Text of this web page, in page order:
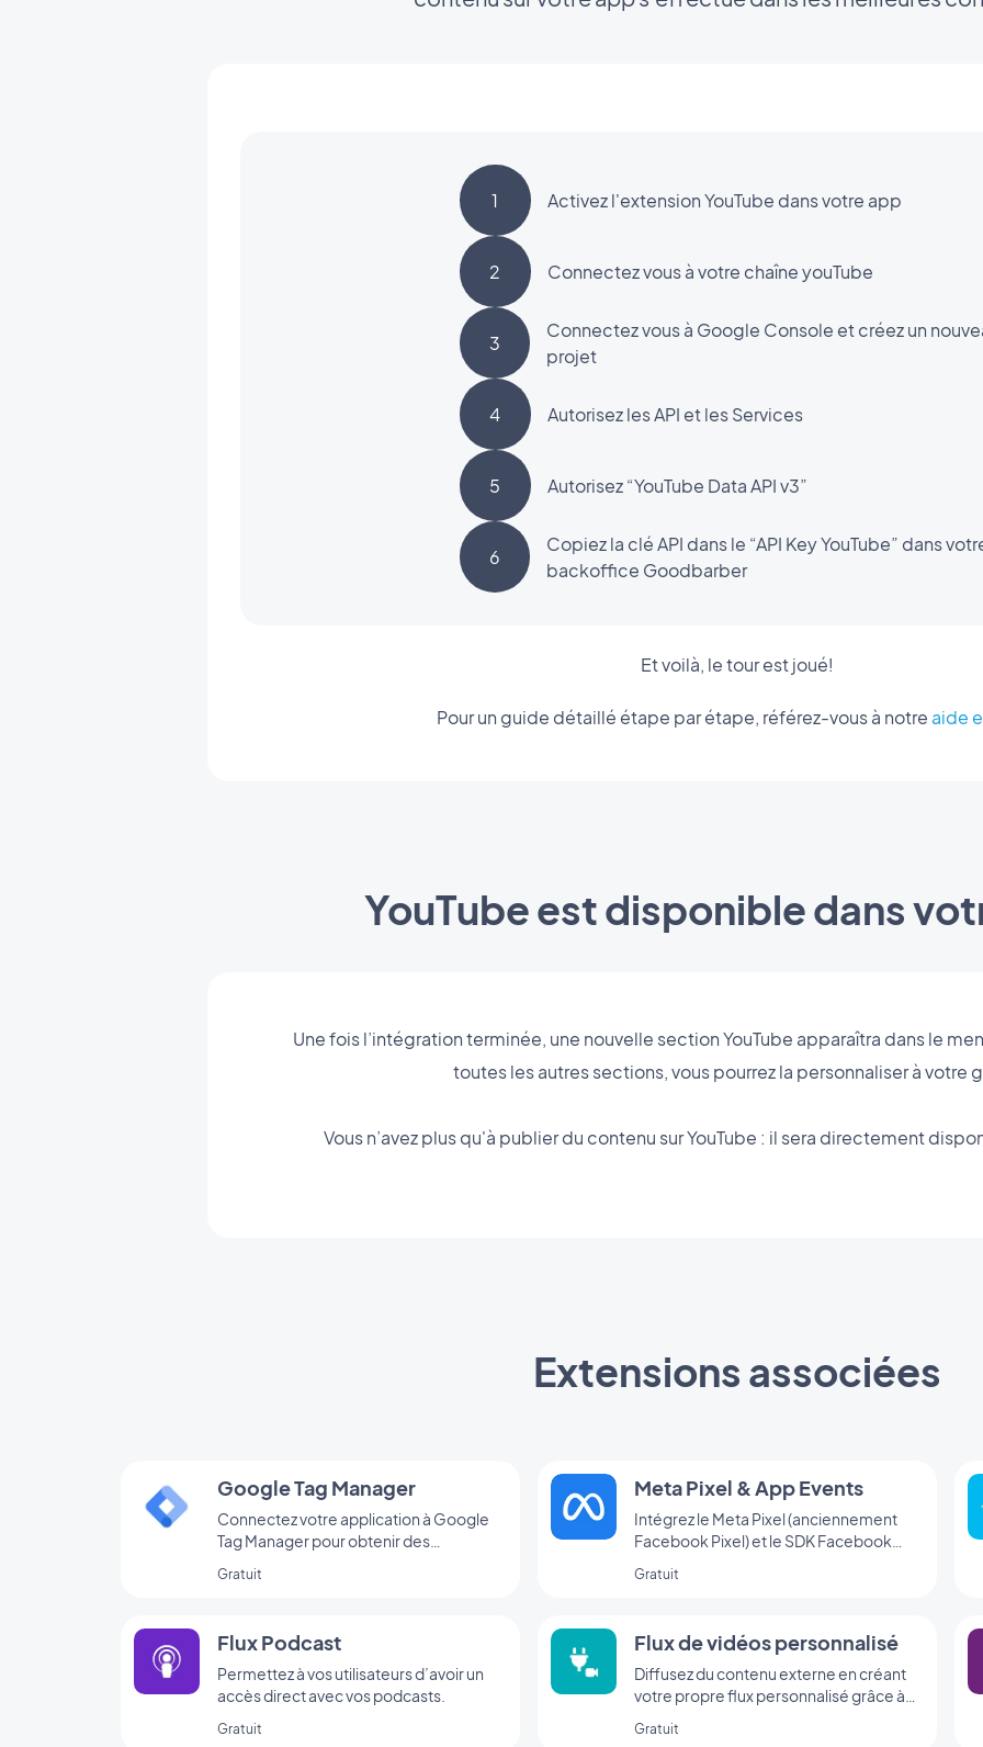
1 Activez l'extension YouTube dans votre app
2 Connectez vous à votre chaîne youTube
3
Connectez vous à Google Console et créez un
projet
4 Autorisez les API et les Services
5 Autorisez “YouTube Data API v3”
6
Copiez la clé API dans le “API Key YouTube” dans
backoffice Goodbarber
Et voilà, le tour est joué!
Pour un guide détaillé étape par étape, référez-vous à notre aide
YouTube est disponible dans
Une fois l’intégration terminée, une nouvelle section YouTube apparaîtra dans le
toutes les autres sections, vous pourrez la personnaliser à votre
Vous n’avez plus qu'à publier du contenu sur YouTube : il sera directement
Extensions associées
Google Tag Manager
Connectez votre application à Google
Tag Manager pour obtenir des
complémentaires
Gratuit
Meta Pixel & App Events
Intégrez le Meta Pixel (anciennement
Facebook Pixel) et le SDK Facebook
pour analyser le comportement de vos
Gratuit
Flux Podcast
Permettez à vos utilisateurs d’avoir un
accès direct avec vos podcasts.
Gratuit
Flux de vidéos personnalisé
Diffusez du contenu externe en créant
votre propre flux personnalisé grâce à
Gratuit